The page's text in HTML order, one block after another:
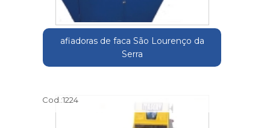
afiadoras de faca São Lourenço da
Serra
Cod.:1224